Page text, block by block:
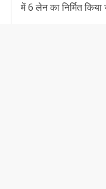
में 6 लेन का निर्मित किया